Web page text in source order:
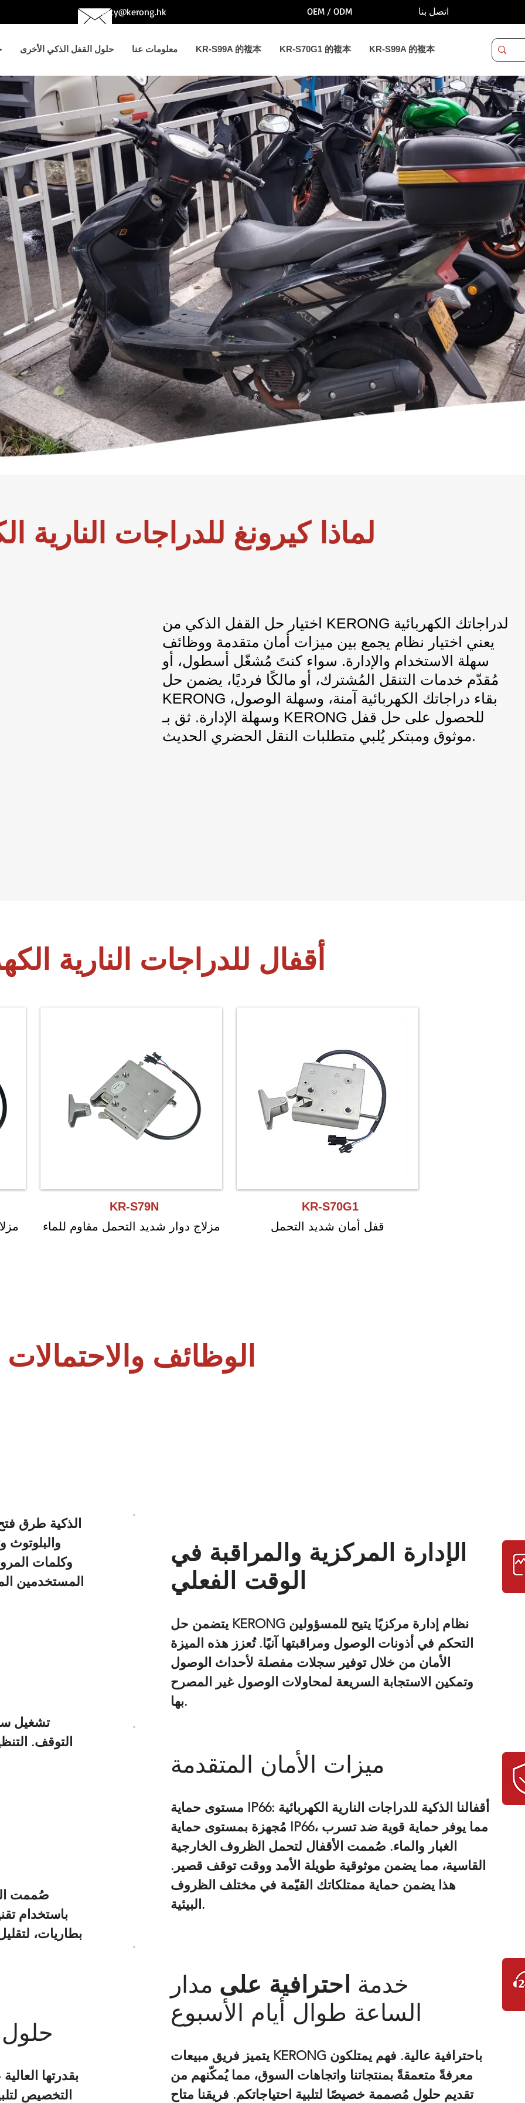
betty@kerong.hk OEM / ODM اتصل بنا
حلول القفل الذكي الأخرى معلومات عنا KR-S99A 的複本 KR-S70G1 的複本 KR-S99A 的複本
لماذا كيرونغ للدراجات النارية
اختيار حل القفل الذكي من KERONG لدراجاتك الكهربائية
يعني اختيار نظام يجمع بين ميزات أمان متقدمة ووظائف
سهلة الاستخدام والإدارة. سواء كنتَ مُشغّل أسطول، أو
مُقدّم خدمات التنقل المُشترك، أو مالكًا فرديًا، يضمن حل
KERONG بقاء دراجاتك الكهربائية آمنة، وسهلة الوصول،
وسهلة الإدارة. ثق بـ KERONG للحصول على حل قفل
موثوق ومبتكر يُلبي متطلبات النقل الحضري الحديث.
أقفال للدراجات النارية
KR-S79N
مزلاج دوار شديد التحمل مقاوم للماء
KR-S70G1
قفل أمان شديد التحمل
الوظائف والاحتمالات
المستخدمين
تشغيل
التوقف.
صُممت
باستخدام
بطاريات،
التخصيص
الإدارة المركزية والمراقبة في
الوقت الفعلي
يتضمن حل KERONG نظام إدارة مركزيًا يتيح للمسؤولين
التحكم في أذونات الوصول ومراقبتها آنيًا. تُعزز هذه الميزة
الأمان من خلال توفير سجلات مفصلة لأحداث الوصول
وتمكين الاستجابة السريعة لمحاولات الوصول غير المصرح
بها.
ميزات الأمان المتقدمة
مستوى حماية IP66: أقفالنا الذكية للدراجات النارية الكهربائية
مُجهزة بمستوى حماية IP66، مما يوفر حماية قوية ضد تسرب
الغبار والماء. صُممت الأقفال لتحمل الظروف الخارجية
القاسية، مما يضمن موثوقية طويلة الأمد ووقت توقف قصير.
هذا يضمن حماية ممتلكاتك القيّمة في مختلف الظروف
البيئية.
خدمة احترافية على مدار
الساعة طوال أيام الأسبوع
يتميز فريق مبيعات KERONG باحترافية عالية. فهم يمتلكون
معرفةً متعمقةً بمنتجاتنا واتجاهات السوق، مما يُمكّنهم من
تقديم حلول مُصممة خصيصًا لتلبية احتياجاتكم. فريقنا متاح